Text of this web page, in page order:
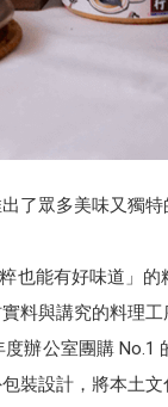
了眾多美味又獨
也能有好味道」
料與講究的料理
辦公室團購
裝設計，將本土